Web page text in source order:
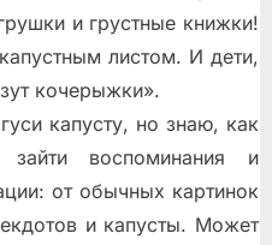
и грустные книжки!
листом. И дети,
кочерыжки».
капусту, но знаю, как
зайти воспоминания и
от обычных картинок
и капусты. Может